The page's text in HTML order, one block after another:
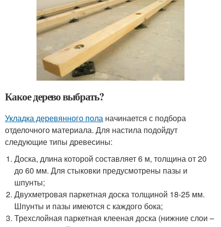
Какое дерево выбрать?
Укладка деревянного пола начинается с подбора
отделочного материала. Для настила подойдут
следующие типы древесины:
Доска, длина которой составляет 6 м, толщина от 20
до 60 мм. Для стыковки предусмотрены пазы и
шпунты;
Двухметровая паркетная доска толщиной 18-25 мм.
Шпунты и пазы имеются с каждого бока;
Трехслойная паркетная клееная доска (нижние слои –